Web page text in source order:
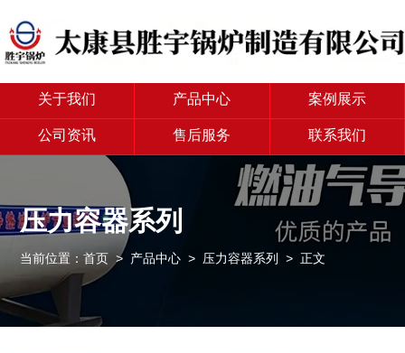
关于我们 产品中心 案例展示
公司资讯 售后服务 联系我们
压力容器系列
当前位置：首页 > 产品中心 > 压力容器系列 > 正文